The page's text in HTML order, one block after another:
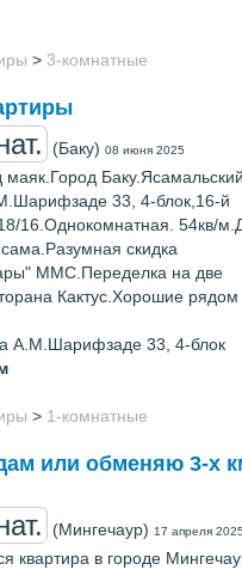
> 3-комнатные
(Баку) 08 июня 2025
маяк.Город
33, 4-блок,16-й
16.Однокомнатная. 54кв/
скидка
ММС.Переделка на две
Кактус.Хорошие рядом
А.М.Шарифзаде 33, 4-блок
> 1-комнатные
или обменяю 3-х
(Мингечаур) 17 апреля
квартира в городе